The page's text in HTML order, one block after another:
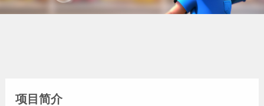
项目简介